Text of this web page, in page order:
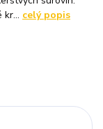
kr... celý popis